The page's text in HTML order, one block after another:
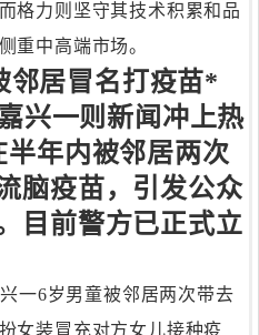
格力则坚守其技术积累和品
重中高端市场。
邻居冒名打疫苗*
兴一则新闻冲上热
年内被邻居两次
脑疫苗，引发公众
目前警方已正式立
一6岁男童被邻居两次带去
女装冒充对方女儿接种疫